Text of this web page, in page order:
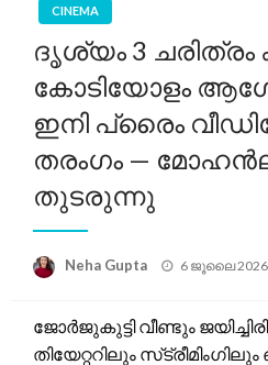
CINEMA
ദൃശ്യം 3 ചരിത്രം
കോടിയോളം
ഇനി പ്രൈം
തരംഗം —
തുടരുന്നു
Neha Gupta
Posted
6 ജൂലൈ 2026
ജോർജുകുട്ടി വീണ്ടും
തിയേറ്ററിലും